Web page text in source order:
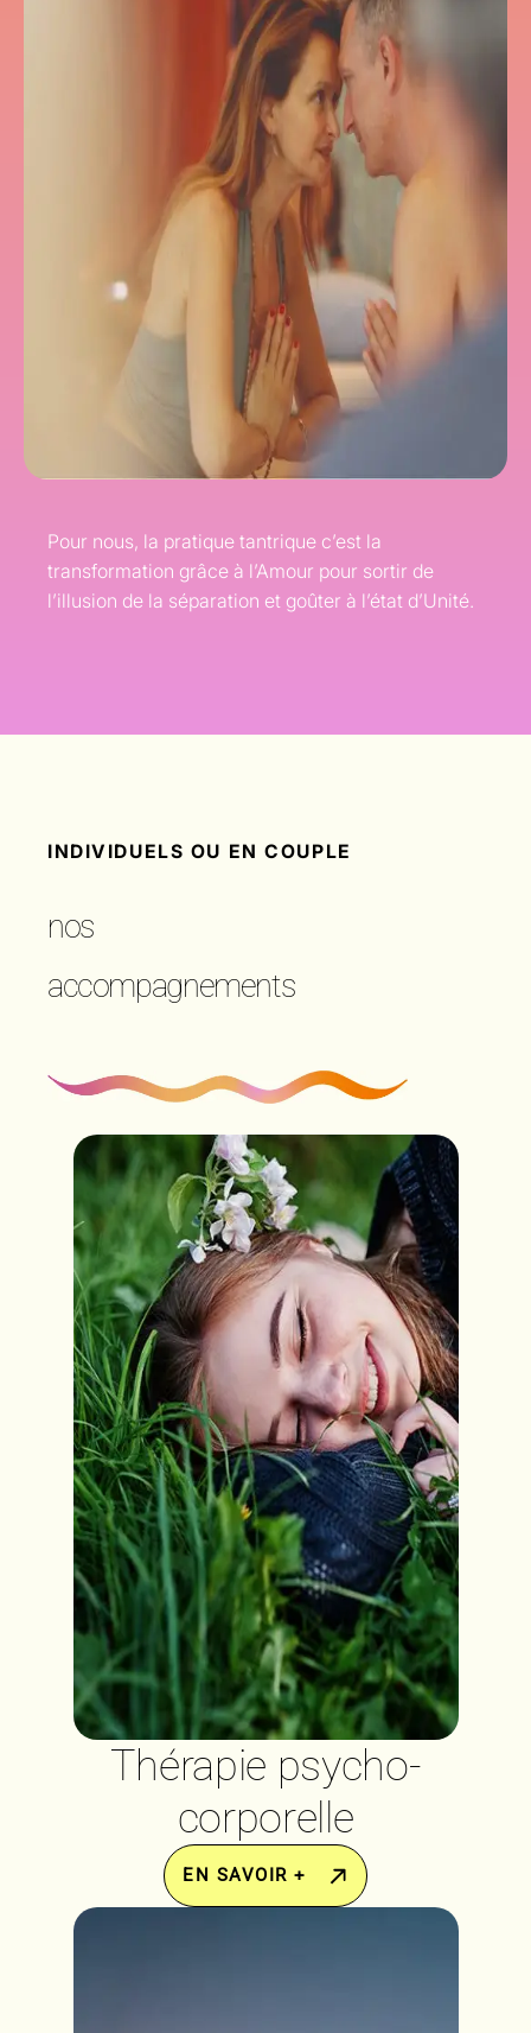
Pour nous, la pratique tantrique c’est la
transformation grâce à l’Amour pour sortir de
l’illusion de la séparation et goûter à l’état d’Unité.
INDIVIDUELS OU EN COUPLE
nos
accompagnements
Thérapie psycho-
corporelle
EN SAVOIR +